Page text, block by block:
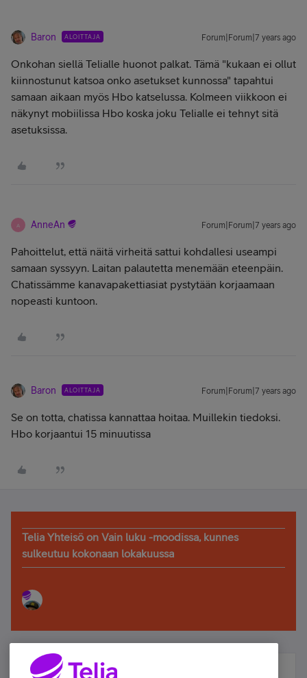
Baron ALOITTAJA Forum|Forum|7 years ago
Onkohan siellä Telialle huonot palkat. Tämä "kukaan ei ollut
kiinnostunut katsoa onko asetukset kunnossa" tapahtui
samaan aikaan myös Hbo katselussa. Kolmeen viikkoon ei
näkynyt mobiilissa Hbo koska joku Telialle ei tehnyt sitä
asetuksissa.
A AnneAn Forum|Forum|7 years ago
Pahoittelut, että näitä virheitä sattui kohdallesi useampi
samaan syssyyn. Laitan palautetta menemään eteenpäin.
Chatissämme kanavapakettiasiat pystytään korjaamaan
nopeasti kuntoon.
Baron ALOITTAJA Forum|Forum|7 years ago
Se on totta, chatissa kannattaa hoitaa. Muillekin tiedoksi.
Hbo korjaantui 15 minuutissa
Telia Yhteisö on Vain luku -moodissa, kunnes
sulkeutuu kokonaan lokakuussa